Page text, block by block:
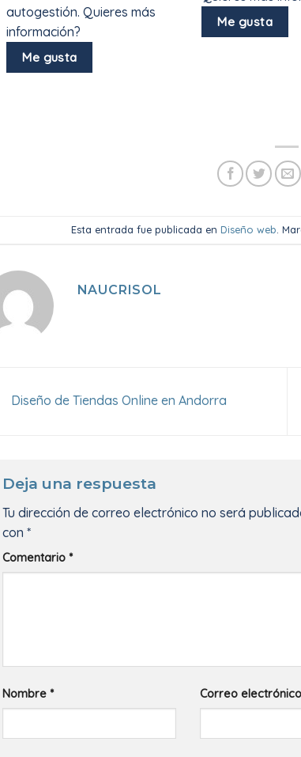
autogestión. Quieres más
información?
Me gusta
Me gusta
Esta entrada fue publicada en Diseño web .
NAUCRISOL
Diseño de Tiendas Online en Andorra
Deja una respuesta
Tu dirección de correo electrónico no será
con *
Comentario *
Nombre * Correo electrónico